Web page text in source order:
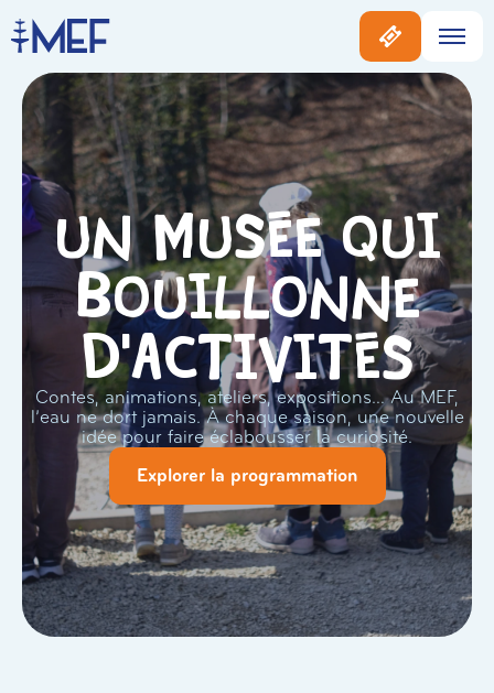
Un musée qui
bouillonne
d'activités
Contes, animations, ateliers, expositions… Au MEF,
l’eau ne dort jamais. À chaque saison, une nouvelle
idée pour faire éclabousser la curiosité.
Explorer la programmation